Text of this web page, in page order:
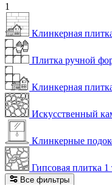
1
Клинкерная
Плитка ручной
Клинкерная
Искусственный
Клинкерные
Гипсовая плитка 1
Все фильтры